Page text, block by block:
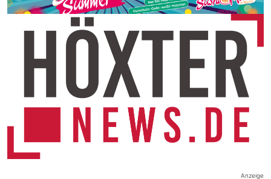
Anzeige